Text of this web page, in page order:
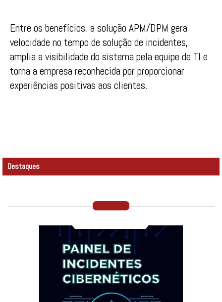
Entre os benefícios, a solução APM/DPM gera
velocidade no tempo de solução de incidentes,
amplia a visibilidade do sistema pela equipe de TI e
torna a empresa reconhecida por proporcionar
experiências positivas aos clientes.
Destaques